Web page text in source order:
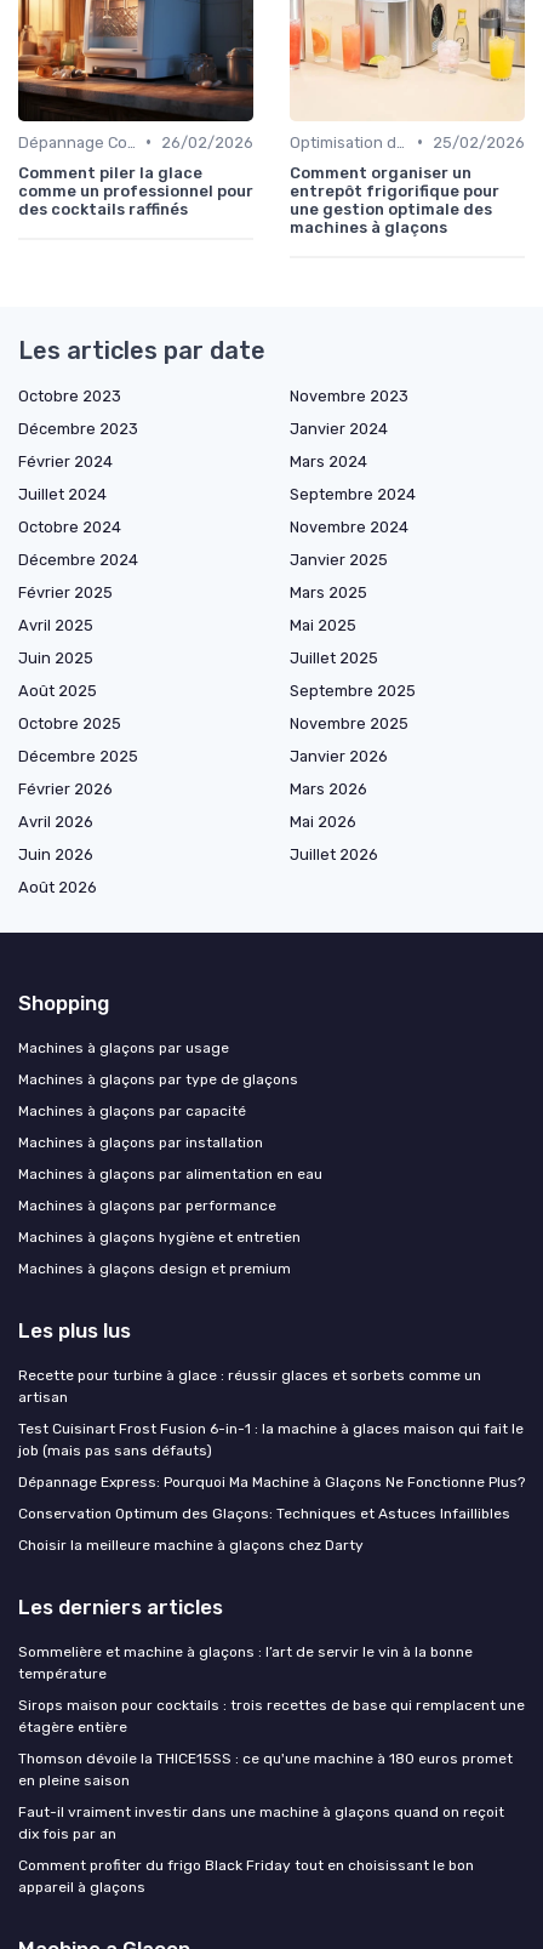
•
26/02/2026
Comment piler la glace
comme un professionnel pour
des cocktails raffinés
•
25/02/2026
Comment organiser un
entrepôt frigorifique pour
une gestion optimale des
machines à glaçons
Les articles par date
Octobre 2023
Novembre 2023
Décembre 2023
Janvier 2024
Février 2024
Mars 2024
Juillet 2024
Septembre 2024
Octobre 2024
Novembre 2024
Décembre 2024
Janvier 2025
Février 2025
Mars 2025
Avril 2025
Mai 2025
Juin 2025
Juillet 2025
Août 2025
Septembre 2025
Octobre 2025
Novembre 2025
Décembre 2025
Janvier 2026
Février 2026
Mars 2026
Avril 2026
Mai 2026
Juin 2026
Juillet 2026
Août 2026
Shopping
Machines à glaçons par usage
Machines à glaçons par type de glaçons
Machines à glaçons par capacité
Machines à glaçons par installation
Machines à glaçons par alimentation en eau
Machines à glaçons par performance
Machines à glaçons hygiène et entretien
Machines à glaçons design et premium
Les plus lus
Recette pour turbine à glace : réussir glaces et sorbets comme un
artisan
Test Cuisinart Frost Fusion 6-in-1 : la machine à glaces maison qui fait le
job (mais pas sans défauts)
Dépannage Express: Pourquoi Ma Machine à Glaçons Ne Fonctionne Plus?
Conservation Optimum des Glaçons: Techniques et Astuces Infaillibles
Choisir la meilleure machine à glaçons chez Darty
Les derniers articles
Sommelière et machine à glaçons : l’art de servir le vin à la bonne
température
Sirops maison pour cocktails : trois recettes de base qui remplacent une
étagère entière
Thomson dévoile la THICE15SS : ce qu'une machine à 180 euros promet
en pleine saison
Faut-il vraiment investir dans une machine à glaçons quand on reçoit
dix fois par an
Comment profiter du frigo Black Friday tout en choisissant le bon
appareil à glaçons